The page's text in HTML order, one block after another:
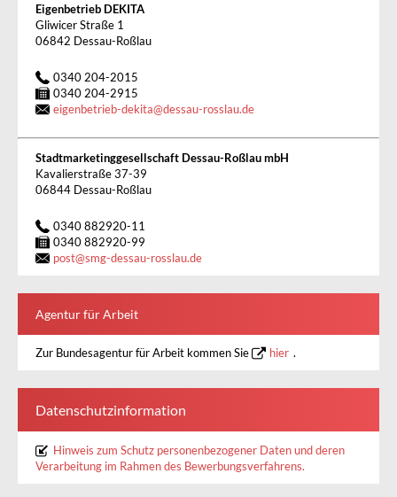
Eigenbetrieb DEKITA
Gliwicer Straße 1
06842 Dessau-Roßlau
0340 204-2015
0340 204-2915
eigenbetrieb-dekita@dessau-rosslau.de
Stadtmarketinggesellschaft Dessau-Roßlau mbH
Kavalierstraße 37-39
06844 Dessau-Roßlau
0340 882920-11
0340 882920-99
post@smg-dessau-rosslau.de
Agentur für Arbeit
Zur Bundesagentur für Arbeit kommen Sie hier .
Datenschutzinformation
Hinweis zum Schutz personenbezogener Daten und deren
Verarbeitung im Rahmen des Bewerbungsverfahrens.